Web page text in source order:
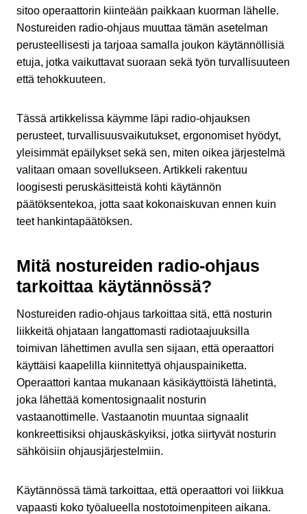
sitoo operaattorin kiinteään paikkaan kuorman lähelle.
Nostureiden radio-ohjaus muuttaa tämän asetelman
perusteellisesti ja tarjoaa samalla joukon käytännöllisiä
etuja, jotka vaikuttavat suoraan sekä työn turvallisuuteen
että tehokkuuteen.
Tässä artikkelissa käymme läpi radio-ohjauksen
perusteet, turvallisuusvaikutukset, ergonomiset hyödyt,
yleisimmät epäilykset sekä sen, miten oikea järjestelmä
valitaan omaan sovellukseen. Artikkeli rakentuu
loogisesti peruskäsitteistä kohti käytännön
päätöksentekoa, jotta saat kokonaiskuvan ennen kuin
teet hankintapäätöksen.
Mitä nostureiden radio-ohjaus
tarkoittaa käytännössä?
Nostureiden radio-ohjaus tarkoittaa sitä, että nosturin
liikkeitä ohjataan langattomasti radiotaajuuksilla
toimivan lähettimen avulla sen sijaan, että operaattori
käyttäisi kaapelilla kiinnitettyä ohjauspainiketta.
Operaattori kantaa mukanaan käsikäyttöistä lähetintä,
joka lähettää komentosignaalit nosturin
vastaanottimelle. Vastaanotin muuntaa signaalit
konkreettisiksi ohjauskäskyiksi, jotka siirtyvät nosturin
sähköisiin ohjausjärjestelmiin.
Käytännössä tämä tarkoittaa, että operaattori voi liikkua
vapaasti koko työalueella nostotoimenpiteen aikana.